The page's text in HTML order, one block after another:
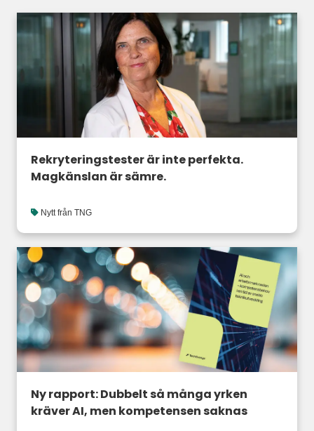
Rekryteringstester är inte perfekta.
Magkänslan är sämre.
Nytt från TNG
Ny rapport: Dubbelt så många yrken
kräver AI, men kompetensen saknas